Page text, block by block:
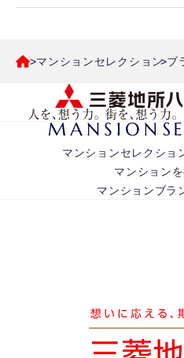
マンションセレクション ブ
マンションセレクショ
マンション
マンションブラ